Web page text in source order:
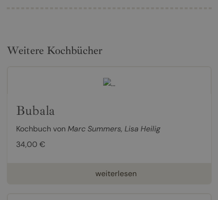
Weitere Kochbücher
Bubala
Kochbuch von Marc Summers, Lisa Heilig
34,00 €
weiterlesen